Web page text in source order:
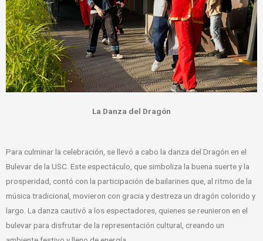
La Danza del Dragón
Para culminar la celebración, se llevó a cabo la danza del Dragón en el
Bulevar de la USC. Este espectáculo, que simboliza la buena suerte y la
prosperidad, contó con la participación de bailarines que, al ritmo de la
música tradicional, movieron con gracia y destreza un dragón colorido y
largo. La danza cautivó a los espectadores, quienes se reunieron en el
bulevar para disfrutar de la representación cultural, creando un